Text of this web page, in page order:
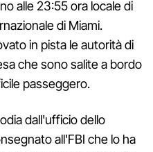
alle 23:55 ora locale di
di Miami.
in pista le autorità di
che sono salite a bordo
passeggero.
dall'ufficio dello
all'FBI che lo ha